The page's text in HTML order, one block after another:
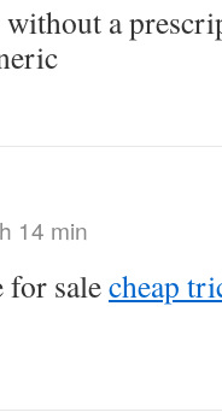
a
14 min
for salecheap